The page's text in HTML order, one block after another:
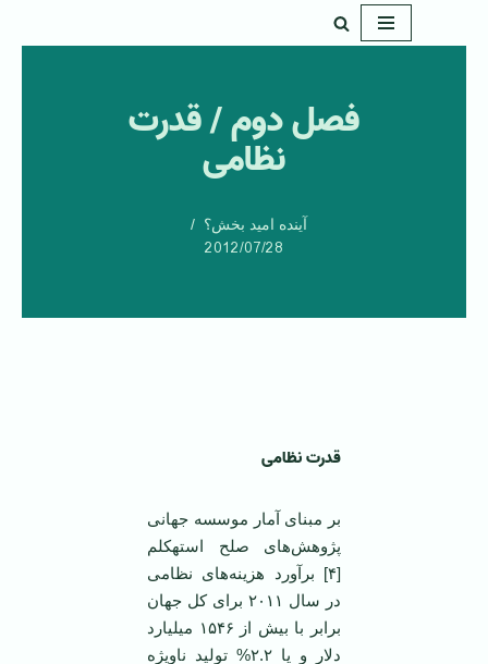
فصل دوم / قدرت
نظامی
آینده امید بخش؟
2012/07/28
قدرت نظامی
بر مبنای آمار موسسه جهانی
پژوهش‌های صلح استهکلم
[۴] برآورد هزینه‌های نظامی
در سال ۲۰۱۱ برای کل جهان
برابر با بیش از ۱۵۴۶ میلیارد
دلار و یا ۲.۲% تولید ناویژه